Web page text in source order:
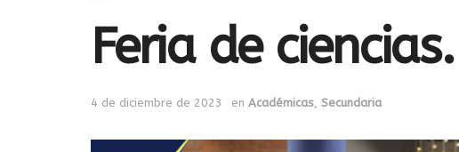
Feria de
4 de diciembre de 2023 en Académicas, Secundaria